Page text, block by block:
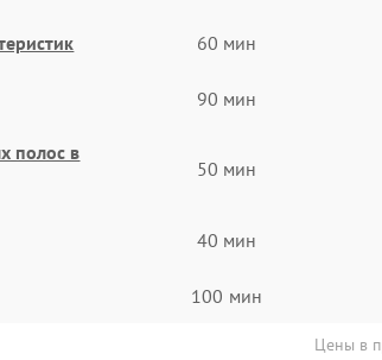
60 мин
90 мин
полос в
50 мин
40 мин
100 мин
Цены в